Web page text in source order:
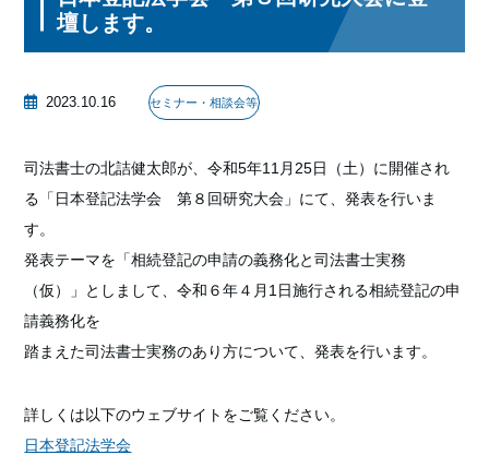
壇します。
2023.10.16 セミナー・相談会等
司法書士の北詰健太郎が、令和5年11月25日（土）に開催され
る「日本登記法学会 第８回研究大会」にて、発表を行いま
す。
発表テーマを「相続登記の申請の義務化と司法書士実務
（仮）」としまして、令和６年４月1日施行される相続登記の申
請義務化を
踏まえた司法書士実務のあり方について、発表を行います。
詳しくは以下のウェブサイトをご覧ください。
日本登記法学会